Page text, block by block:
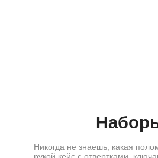
Никогда не знаешь, какая
рукой кейс с отвертками,